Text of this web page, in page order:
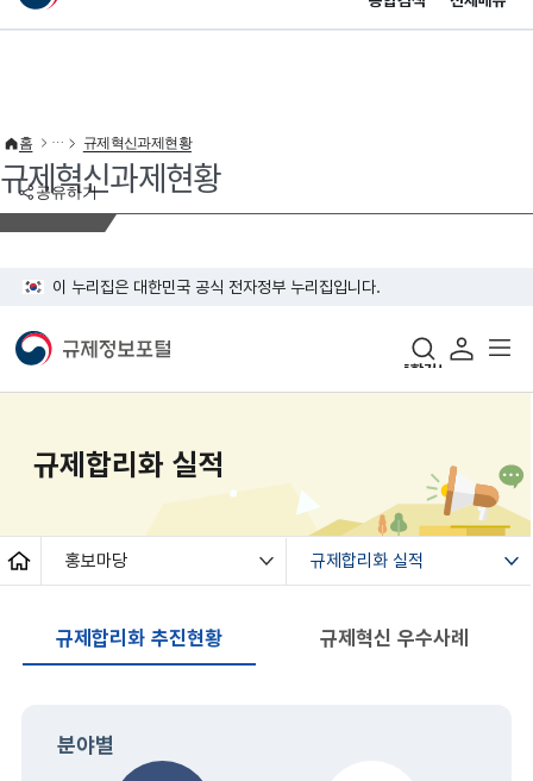
이 누리집은 대한민국 공식 전자정부 누리집입니다.
공유하기
홈 규제혁신과제현황
규제혁신과제현황